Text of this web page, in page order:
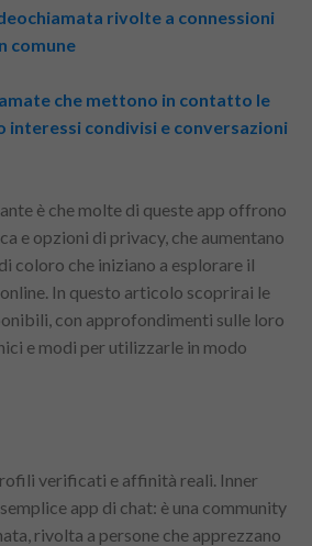
rivolte a connessioni
comune
che mettono in contatto le
condivisi e conversazioni
è che molte di queste app offrono
e opzioni di privacy, che aumentano
coloro che iniziano a esplorare il
In questo articolo scoprirai le
con approfondimenti sulle loro
e modi per utilizzarle in modo
verificati e affinità reali. Inner
app di chat: è una community
rivolta a persone che apprezzano